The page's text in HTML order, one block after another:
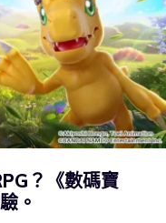
？《數碼寶
。